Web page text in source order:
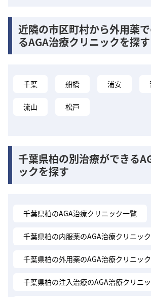
近隣の市区町村から外用薬
るAGA治療クリニックを探す
千葉 船橋 浦安
流山 松戸
千葉県柏の別治療ができる
ックを探す
千葉県柏のAGA治療クリニック一覧
千葉県柏の内服薬のAGA治療クリニッ
千葉県柏の外用薬のAGA治療クリニッ
千葉県柏の注入治療のAGA治療クリニ